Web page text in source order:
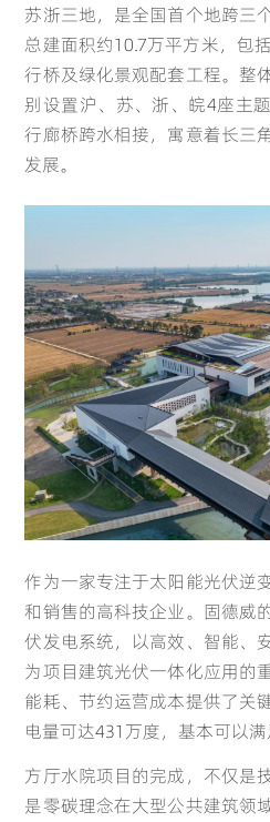
Global
English(Global)
GermanyFrench
Español
(Latam)
Spain
Portugal
苏浙三地，是全国首个地跨三
总建面积约10.7万平方米，包
行桥及绿化景观配套工程。整
别设置沪、苏、浙、皖4座主
行廊桥跨水相接，寓意着长三
发展。
作为一家专注于太阳能光伏逆
和销售的高科技企业。固德威
伏发电系统，以高效、智能、
为项目建筑光伏一体化应用的
能耗、节约运营成本提供了关
电量可达431万度，基本可以满
方厅水院项目的完成，不仅是
是零碳理念在大型公共建筑领